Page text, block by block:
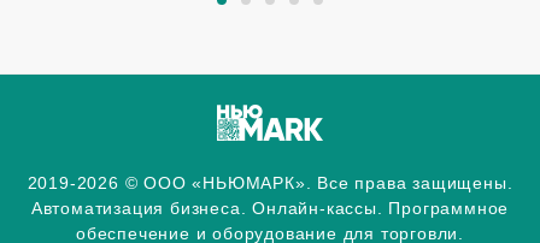
2019-2026 © ООО «НЬЮМАРК». Все права защищены.
Автоматизация бизнеса. Онлайн-кассы. Программное
обеспечение и оборудование для торговли.